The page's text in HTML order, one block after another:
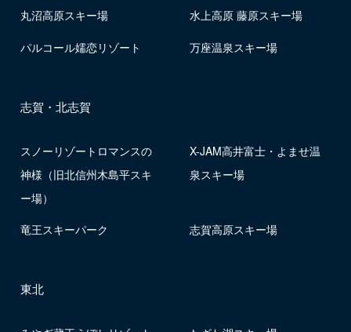
丸沼高原スキー場 水上高原 藤原スキー場
パルコール嬬恋リゾート 万座温泉スキー場
志賀・北志賀
スノーリゾートロマンスの
神様（旧北信州木島平スキ
ー場）
X-JAM高井富士・よませ温
泉スキー場
竜王スキーパーク 志賀高原スキー場
東北